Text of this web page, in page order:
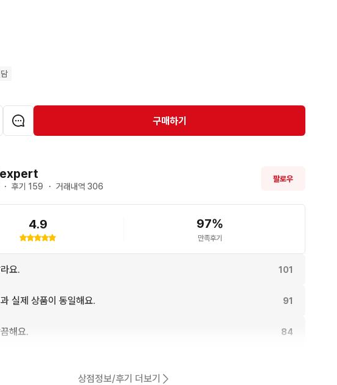
구매하기
expert
・ 후기 159 ・ 거래내역 306
팔로우
4.9 97%
만족후기
요. 101
실제 상품이 동일해요. 91
해요. 84
상점정보/후기 더보기